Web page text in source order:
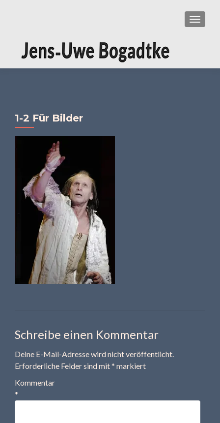
1-2 Für Bilder
Schreibe einen Kommentar
Deine E-Mail-Adresse wird nicht veröffentlicht.
Erforderliche Felder sind mit* markiert
Kommentar
*